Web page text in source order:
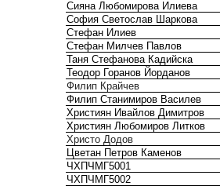
Сияна Любомирова Илиева
София Светослав Шаркова
Стефан Илиев
Стефан Милчев Павлов
Таня Стефанова Кадийска
Теодор Горанов Йорданов
Филип Крайчев
Филип Станимиров Василев
Християн Ивайлов Димитров
Християн Любомиров Литков
Христо Додов
Цветан Петров Каменов
ЧХПЧМГ5001
ЧХПЧМГ5002